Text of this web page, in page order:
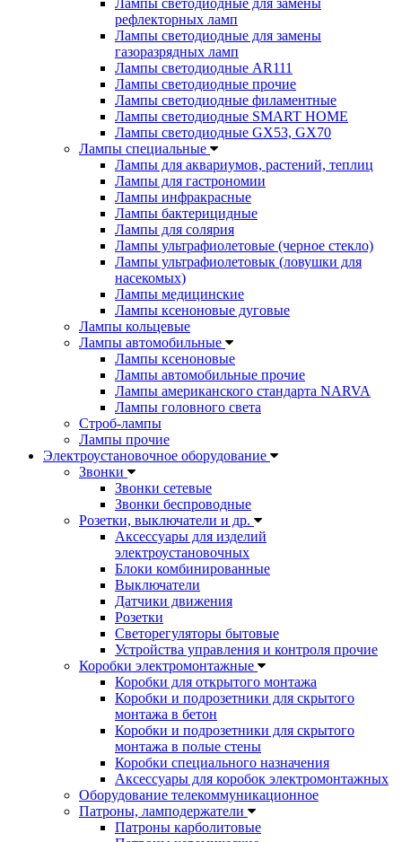
Лампы светодиодные для замены
рефлекторных ламп
Лампы светодиодные для замены
газоразрядных ламп
Лампы светодиодные AR111
Лампы светодиодные прочие
Лампы светодиодные филаментные
Лампы светодиодные SMART HOME
Лампы светодиодные GX53, GX70
Лампы специальные
Лампы для аквариумов, растений, теплиц
Лампы для гастрономии
Лампы инфракрасные
Лампы бактерицидные
Лампы для солярия
Лампы ультрафиолетовые (черное стекло)
Лампы ультрафиолетовык (ловушки для
насекомых)
Лампы медицинские
Лампы ксеноновые дуговые
Лампы кольцевые
Лампы автомобильные
Лампы ксеноновые
Лампы автомобильные прочие
Лампы американского стандарта NARVA
Лампы головного света
Строб-лампы
Лампы прочие
Электроустановочное оборудование
Звонки
Звонки сетевые
Звонки беспроводные
Розетки, выключатели и др.
Аксессуары для изделий
электроустановочных
Блоки комбинированные
Выключатели
Датчики движения
Розетки
Светорегуляторы бытовые
Устройства управления и контроля прочие
Коробки электромонтажные
Коробки для открытого монтажа
Коробки и подрозетники для скрытого
монтажа в бетон
Коробки и подрозетники для скрытого
монтажа в полые стены
Коробки специального назначения
Аксессуары для коробок электромонтажных
Оборудование телекоммуникационное
Патроны, ламподержатели
Патроны карболитовые